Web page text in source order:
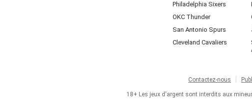
Philadelphia Sixers
OKC Thunder
San Antonio Spurs
Cleveland Cavaliers
Contactez-nous
18+ Les jeux d'argent sont interdits aux